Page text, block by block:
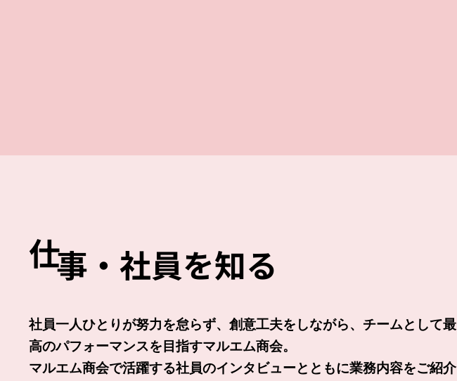
仕事・社員を知る
社員一人ひとりが努力を怠らず、創意工夫をしながら、チームとして最
高のパフォーマンスを目指すマルエム商会。
マルエム商会で活躍する社員のインタビューとともに業務内容をご紹介